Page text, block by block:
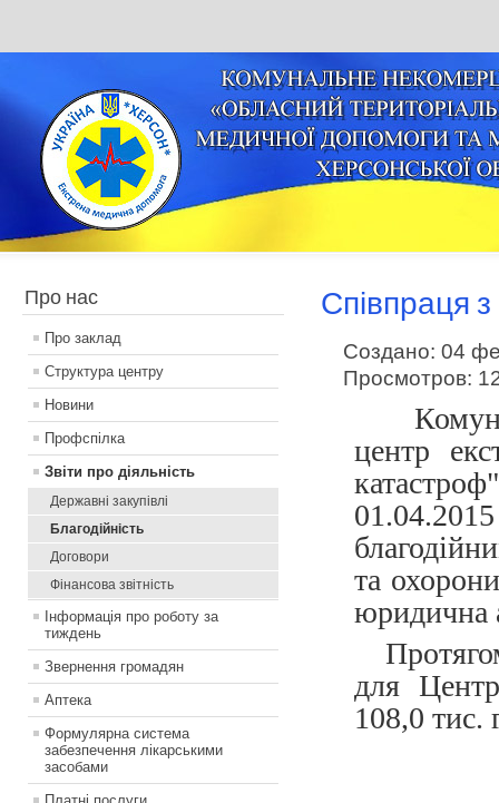
Про нас
Про заклад
Структура центру
Новини
Профспілка
Звіти про діяльність
Державні закупівлі
Благодiйнiсть
Договори
Фінансова звітність
Інформація про роботу за
тиждень
Звернення громадян
Аптека
Формулярна система
забезпечення лікарськими
засобами
Співпраця
Создано: 04
Просмотров:
центр
та
юридична
для
108,0 тис.